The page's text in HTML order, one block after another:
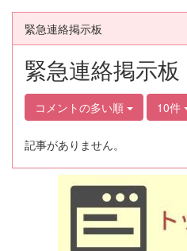
緊急連絡掲示板
緊急連絡掲示板
コメントの多い順 10件
記事がありません。